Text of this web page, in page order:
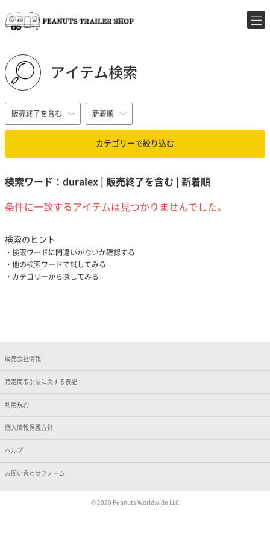
アイテム検索
販売終了を含む 新着順
カテゴリーで絞り込む
検索ワード：duralex | 販売終了を含む | 新着順
条件に一致するアイテムは見つかりませんでした。
検索のヒント
検索ワードに間違いがないか確認する
他の検索ワードで試してみる
カテゴリーから探してみる
販売会社情報
特定商取引法に関する表記
利用規約
個人情報保護方針
ヘルプ
お問い合わせフォーム
© 2020 Peanuts Worldwide LLC